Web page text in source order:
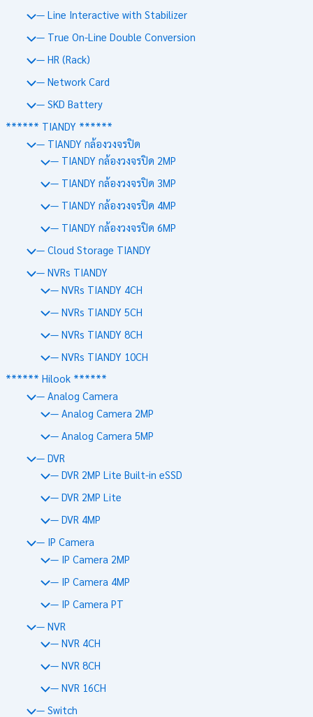
— Line Interactive with Stabilizer
— True On-Line Double Conversion
— HR (Rack)
— Network Card
— SKD Battery
****** TIANDY ******
— TIANDY กล้องวงจรปิด
— TIANDY กล้องวงจรปิด 2MP
— TIANDY กล้องวงจรปิด 3MP
— TIANDY กล้องวงจรปิด 4MP
— TIANDY กล้องวงจรปิด 6MP
— Cloud Storage TIANDY
— NVRs TIANDY
— NVRs TIANDY 4CH
— NVRs TIANDY 5CH
— NVRs TIANDY 8CH
— NVRs TIANDY 10CH
****** Hilook ******
— Analog Camera
— Analog Camera 2MP
— Analog Camera 5MP
— DVR
— DVR 2MP Lite Built-in eSSD
— DVR 2MP Lite
— DVR 4MP
— IP Camera
— IP Camera 2MP
— IP Camera 4MP
— IP Camera PT
— NVR
— NVR 4CH
— NVR 8CH
— NVR 16CH
— Switch